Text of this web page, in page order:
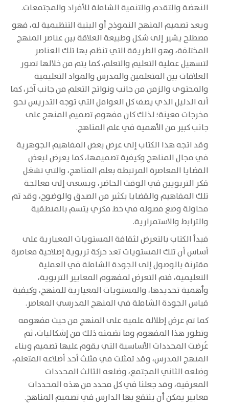
النهضة والتقدم والتنمية الشاملة للأفراد والمجتمعات.
ويعد تصميم المنهج النموذج أو البنية التنظيمية له، فهو
مصطلح يشير إلى شكل وطبيعة العلاقة بين عناصر المنهج
المختلفة، وهو الطريقة التي تنظم بها تلك العناصر
لتسهيل عملية التعليم والتعلم، كما يتم من خلالها تصور
العلاقات بين المتعلمين والمدرس والمواد التعليمية
والمحتوى والزمن من جانب ونواتج التعلم من جانب آخر، كما
أنه الدليل الذي يصف كل العوامل التي توجه التدريس نحو
مخرجات معينة؛ لذلك كان مفهوم تصميم المنهج على
جانب كبير من الأهمية في علم المناهج.
وقد اتجه هذا الكتاب إلى عرض بعض المفاهيم الجوهرية
في مجال المناهج وكيفية تصميمها، كما يعرض لبعض
القضايا المعاصرة المرتبطة بعلم المناهج، والتي تشغل
فكر التربويين في الوقت الحاضر، ويسعى إلى معالجة
تلك المفاهيم والقضايا بكثير من الصدق والوضوح، وقد تم
محاولة وضع فصوله في خط فكري يتسم بالمنطقية
والترابط والاستمرارية.
فبدأ الكتاب بالتعرض لثقافة المستويات المعيارية على
أساس أن تلك المستويات تعد حركة تربوية إصلاحية معاصرة
مقترنة بالوصول إلى الجودة الشاملة في العملية
التعليمية، فتم التعرض لمفهوم المعايير التربوية،
وأهمية تحديدها، والمستويات المعيارية للمنهج، وكيفية
قياس الجودة الشاملة في المنهج المدرسي المعاصر.
كما تم عرض إطلالة علمية على المنهج من حيث مفهومه
وتطور هذا المفهوم وما تضمنه ذلك من إشكاليات، ثم
عُرضت المحددات الأساسية التي يقوم عليها تصميم وبناء
المنهج المدرس، وقد تمثلت في مثلث أحد أضلاعه المتعلم،
وضلعه الثاني المجتمع، وضلعه الثالث المحددات
المعرفية، وقد جعلنا في كل محدد من هذه المحددات
معايير يمكن أن ينتفع بها الدارس في تصميم المناهج.